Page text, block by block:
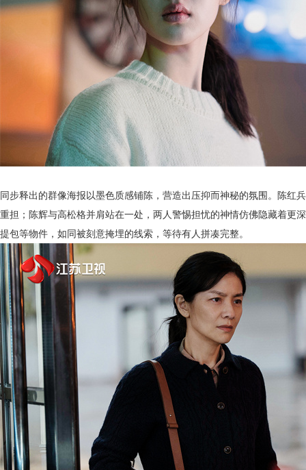
同步释出的群像海报以墨色质感铺陈，营造出压抑而神秘的氛围。陈红
重担；陈辉与高松格并肩站在一处，两人警惕担忧的神情仿佛隐藏着更
提包等物件，如同被刻意掩埋的线索，等待有人拼凑完整。